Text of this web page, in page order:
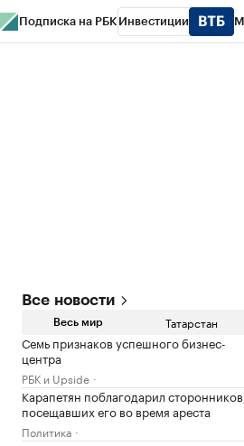
Подписка на РБК Инвестиции
Все новости
Весь мир Татарстан
Семь признаков успешного бизнес-
центра
РБК и Upside
Карапетян поблагодарил
посещавших его во время ареста
Политика